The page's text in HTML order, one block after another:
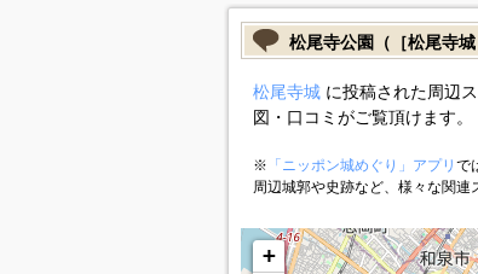
松尾寺公園（［松尾寺城
松尾寺城に投稿された周辺
図・口コミがご覧頂けます。
※ 「ニッポン城めぐり」アプリ で
周辺城郭や史跡など、様々な関連
+